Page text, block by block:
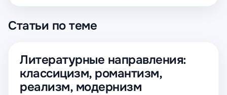
Статьи по теме
Литературные направления:
классицизм, романтизм,
реализм, модернизм